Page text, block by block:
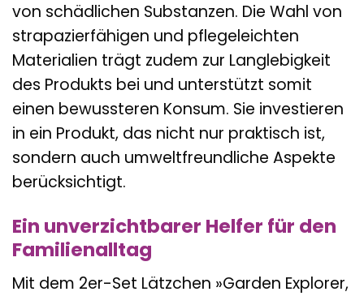
von schädlichen Substanzen. Die Wahl von
strapazierfähigen und pflegeleichten
Materialien trägt zudem zur Langlebigkeit
des Produkts bei und unterstützt somit
einen bewussteren Konsum. Sie investieren
in ein Produkt, das nicht nur praktisch ist,
sondern auch umweltfreundliche Aspekte
berücksichtigt.
Ein unverzichtbarer Helfer für den
Familienalltag
Mit dem 2er-Set Lätzchen »Garden Explorer,